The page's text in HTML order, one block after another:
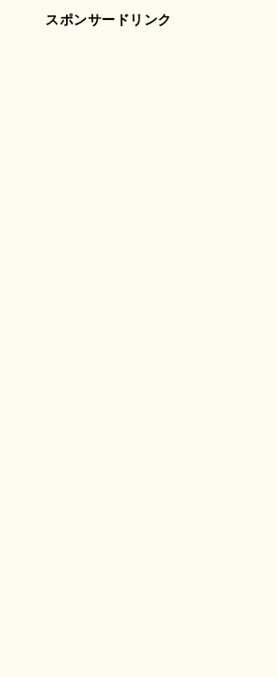
スポンサードリンク